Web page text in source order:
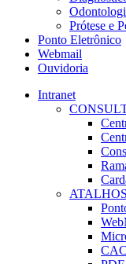
Prótese e
Ponto Eletrônico
Webmail
Ouvidoria
Intranet
ATALHOS